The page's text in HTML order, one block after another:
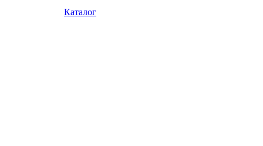
Каталог